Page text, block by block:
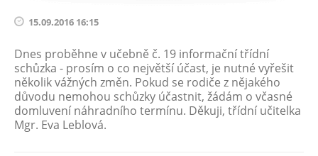
15.09.2016 16:15
Dnes proběhne v učebně č. 19 informační třídní
schůzka - prosím o co největší účast, je nutné vyřešit
několik vážných změn. Pokud se rodiče z nějakého
důvodu nemohou schůzky účastnit, žádám o včasné
domluvení náhradního termínu. Děkuji, třídní učitelka
Mgr. Eva Leblová.